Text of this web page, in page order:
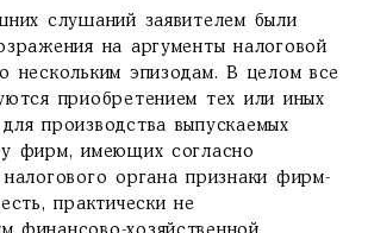
слушаний заявителем были
на аргументы налоговой
нескольким эпизодам. В целом все
приобретением тех или иных
производства выпускаемых
фирм, имеющих согласно
налогового органа признаки фирм-
практически не